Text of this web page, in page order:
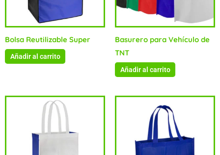
Bolsa Reutilizable Super
Añadir al carrito
Basurero para Vehículo de
TNT
Añadir al carrito